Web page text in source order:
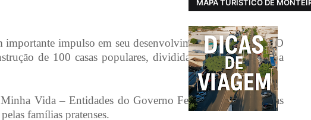
importante impulso em seu desenvolvimento habitacional. O
de 100 casas populares, divididas igualmente entre a
Vida – Entidades do Governo Federal, ganhará novas
famílias pratenses.
MAPA TURÍSTICO DE